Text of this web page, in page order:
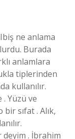
ne anlama
Burada
anlamlara
tiplerinden
kullanılır.
Yüzü ve
sıfat . Alık,
deyim . İbrahim